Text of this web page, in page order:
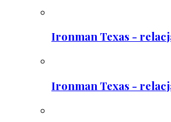
Ironman Texas -
Ironman Texas -